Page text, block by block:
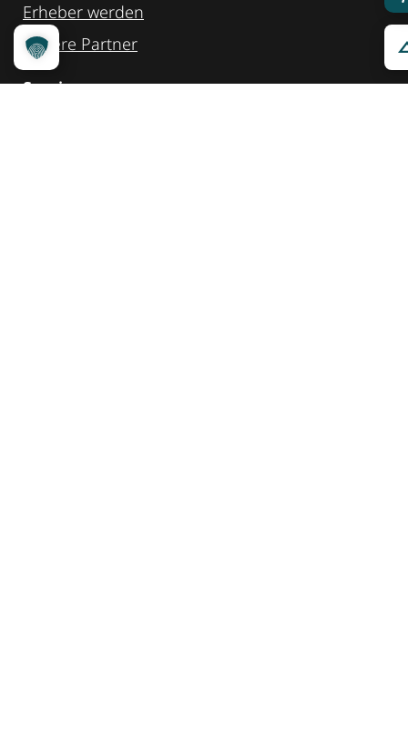
Erheber werden
Unsere Partner
Service